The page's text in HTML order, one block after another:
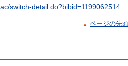
switch-detail.do?bibid=1199062514
ページの先